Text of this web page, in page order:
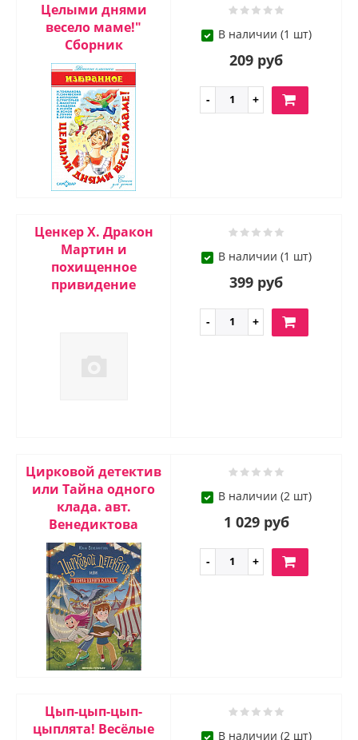
Целыми днями
весело маме!"
Сборник
В наличии (1 шт)
209 руб
Ценкер Х. Дракон
Мартин и
похищенное
привидение
В наличии (1 шт)
399 руб
Цирковой детектив
или Тайна одного
клада. авт.
Венедиктова
В наличии (2 шт)
1 029 руб
Цып-цып-цып-
цыплята! Весёлые
В наличии (2 шт)